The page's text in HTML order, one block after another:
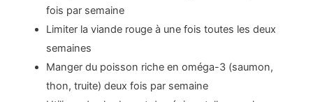
fois par semaine
Limiter la viande rouge à une fois toutes les deux
semaines
Manger du poisson riche en oméga-3 (saumon,
thon, truite) deux fois par semaine